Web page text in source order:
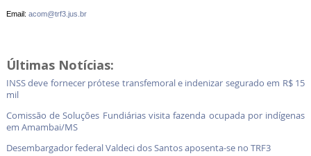
Email: acom@trf3.jus.br
Últimas Notícias:
INSS deve fornecer prótese transfemoral e indenizar segurado em R$ 15
mil
Comissão de Soluções Fundiárias visita fazenda ocupada por indígenas
em Amambai/MS
Desembargador federal Valdeci dos Santos aposenta-se no TRF3